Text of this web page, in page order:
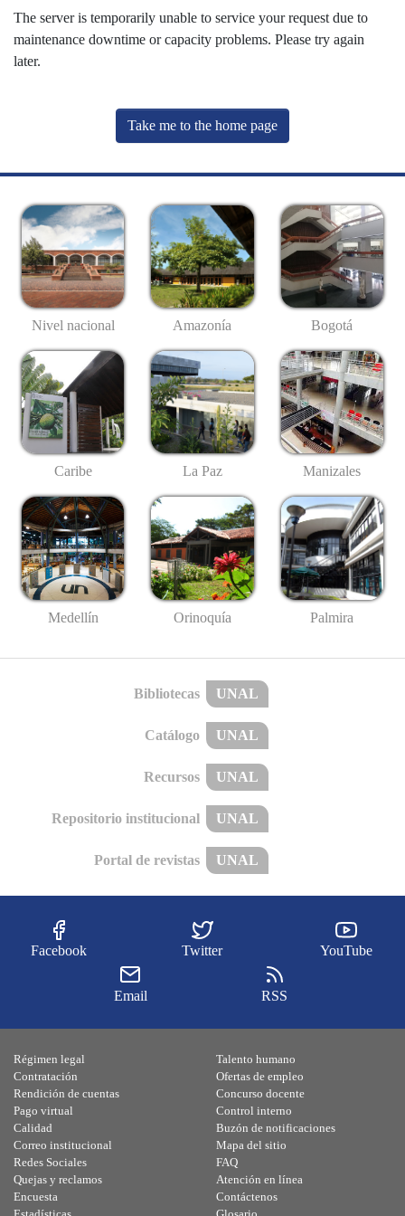
The server is temporarily unable to service your request due to
maintenance downtime or capacity problems. Please try again
later.
Take me to the home page
Nivel nacional Amazonía Bogotá
Caribe La Paz Manizales
Medellín Orinoquía Palmira
Bibliotecas UNAL
Catálogo UNAL
Recursos UNAL
Repositorio institucional UNAL
Portal de revistas UNAL
Facebook Twitter YouTube
Email RSS
Régimen legal
Contratación
Rendición de cuentas
Pago virtual
Calidad
Talento humano
Ofertas de empleo
Concurso docente
Control interno
Buzón de notificaciones
Correo institucional
Redes Sociales
Quejas y reclamos
Encuesta
Mapa del sitio
FAQ
Atención en línea
Contáctenos